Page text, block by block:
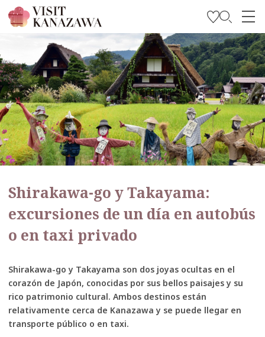
Inspírese
Explore
Planee su viaje
Travel Trade and Media
Languages
Shirakawa-go y Takayama:
excursiones de un día en autobús
o en taxi privado
Shirakawa-go y Takayama son dos joyas ocultas en el
corazón de Japón, conocidas por sus bellos paisajes y su
rico patrimonio cultural. Ambos destinos están
relativamente cerca de Kanazawa y se puede llegar en
transporte público o en taxi.